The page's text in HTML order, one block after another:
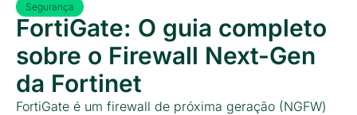
Segurança
FortiGate: O guia completo
sobre o Firewall Next-Gen
da Fortinet
FortiGate é um firewall de próxima geração (NGFW)